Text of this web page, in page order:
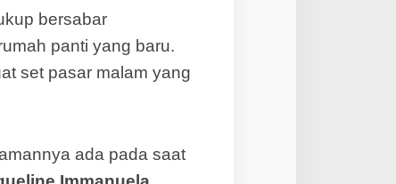
bersabar
panti yang baru.
set pasar malam yang
ada pada saat